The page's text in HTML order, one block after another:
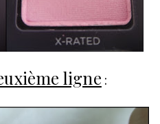
ligne :